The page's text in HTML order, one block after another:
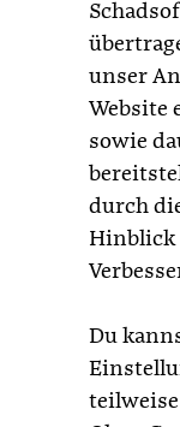
unser
Website
sowie
durch
Hinblick
Du